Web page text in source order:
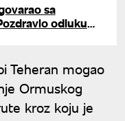
sa
odluku
Teheran mogao
Ormuskog
kroz koju je